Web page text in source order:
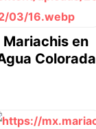
Mariachis en
Colorada